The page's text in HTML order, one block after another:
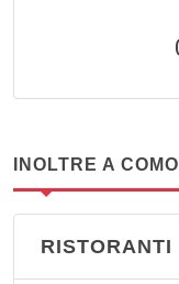
INOLTRE A COMO
RISTORANTI